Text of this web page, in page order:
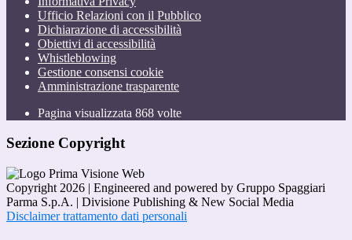
Ufficio Relazioni con il Pubblico
Dichiarazione di accessibilità
Obiettivi di accessibilità
Whistleblowing
Gestione consensi cookie
Amministrazione trasparente
Pagina visualizzata 868 volte
Sezione Copyright
Copyright 2026 | Engineered and powered by Gruppo Spaggiari
Parma S.p.A. | Divisione Publishing & New Social Media
Disclaimer trattamento dati personali